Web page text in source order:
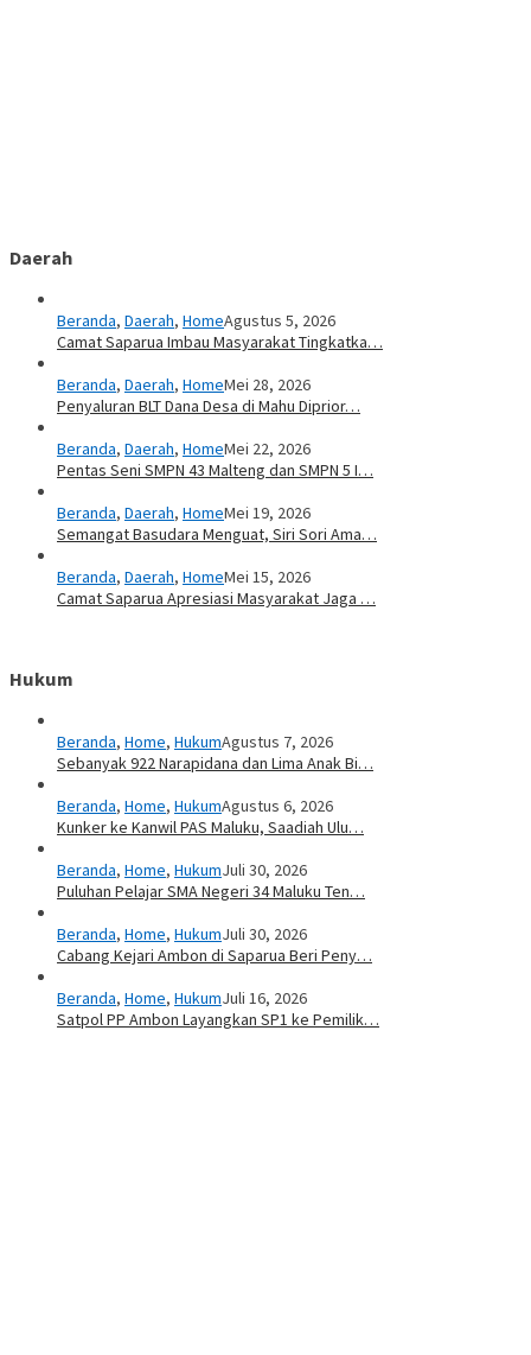
Daerah
Beranda, Daerah, HomeAgustus 5, 2026
Camat Saparua Imbau Masyarakat Tingkatka…
Beranda, Daerah, HomeMei 28, 2026
Penyaluran BLT Dana Desa di Mahu Diprior…
Beranda, Daerah, HomeMei 22, 2026
Pentas Seni SMPN 43 Malteng dan SMPN 5 I…
Beranda, Daerah, HomeMei 19, 2026
Semangat Basudara Menguat, Siri Sori Ama…
Beranda, Daerah, HomeMei 15, 2026
Camat Saparua Apresiasi Masyarakat Jaga …
Hukum
Beranda, Home, HukumAgustus 7, 2026
Sebanyak 922 Narapidana dan Lima Anak Bi…
Beranda, Home, HukumAgustus 6, 2026
Kunker ke Kanwil PAS Maluku, Saadiah Ulu…
Beranda, Home, HukumJuli 30, 2026
Puluhan Pelajar SMA Negeri 34 Maluku Ten…
Beranda, Home, HukumJuli 30, 2026
Cabang Kejari Ambon di Saparua Beri Peny…
Beranda, Home, HukumJuli 16, 2026
Satpol PP Ambon Layangkan SP1 ke Pemilik…